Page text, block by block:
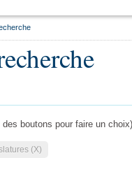
des boutons pour faire un choix)
(X)